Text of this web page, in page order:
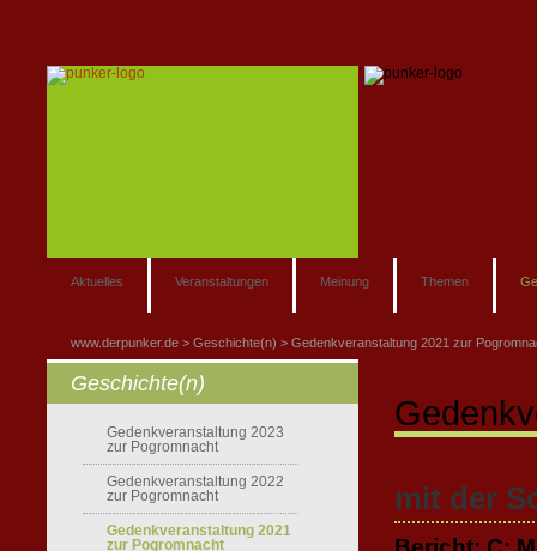
Aktuelles Veranstaltungen Meinung Themen
www.derpunker.de Geschichte(n) Gedenkveranstaltung 2021 zur
mit der
Geschichte(n)
Gedenkveranstaltung 2023
zur Pogromnacht
Gedenkveranstaltung 2022
zur Pogromnacht
Gedenkveranstaltung 2021
zur Pogromnacht